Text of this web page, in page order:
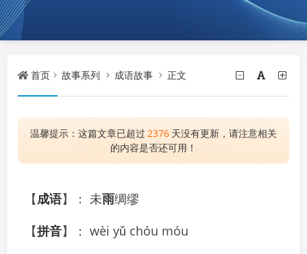
首页 故事系列 成语故事 正文
温馨提示：这篇文章已超过 2376 天没有更新，请注意相关
的内容是否还可用！
【成语】： 未雨绸缪
【拼音】： wèi yǔ chóu móu